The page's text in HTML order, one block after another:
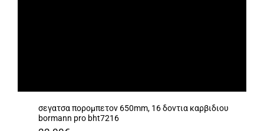
σεγατσα πορομπετον 650mm, 16 δοντια καρβιδιου
bormann pro bht7216